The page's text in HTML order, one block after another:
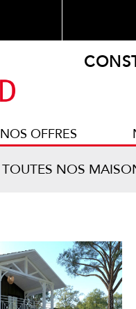
NOS OFFRES
TOUTES NOS